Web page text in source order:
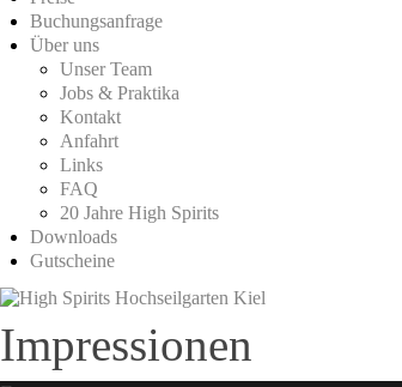
Buchungsanfrage
Über uns
Unser Team
Jobs & Praktika
Kontakt
Anfahrt
Links
FAQ
20 Jahre High Spirits
Downloads
Gutscheine
Impressionen